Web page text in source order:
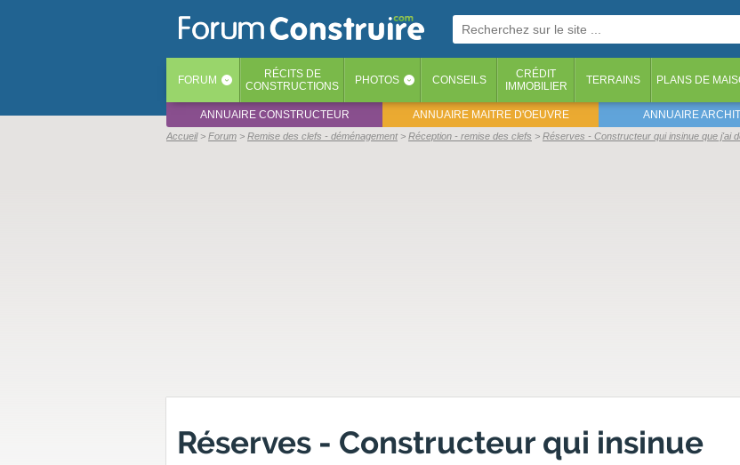
FORUM ‹ RÉCITS DE
CONSTRUCTIONS
PHOTOS ‹ CONSEILS
CRÉDIT
IMMOBILIER
TERRAINS PLANS DE
ANNUAIRE CONSTRUCTEUR ANNUAIRE MAITRE D'OEUVRE ANNUAIRE
Accueil Forum Remise des clefs - déménagement Réception - remise des clefs Réserves - Constructeur qui insinue que j'ai
Réserves - Constructeur qui insinue